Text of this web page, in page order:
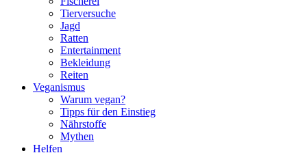
Tierversuche
Jagd
Ratten
Entertainment
Bekleidung
Reiten
Veganismus
Warum vegan?
Tipps für den Einstieg
Nährstoffe
Mythen
Helfen